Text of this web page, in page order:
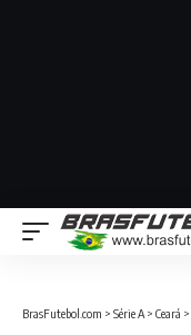
BrasFutebol.com > Série A > Ceará >